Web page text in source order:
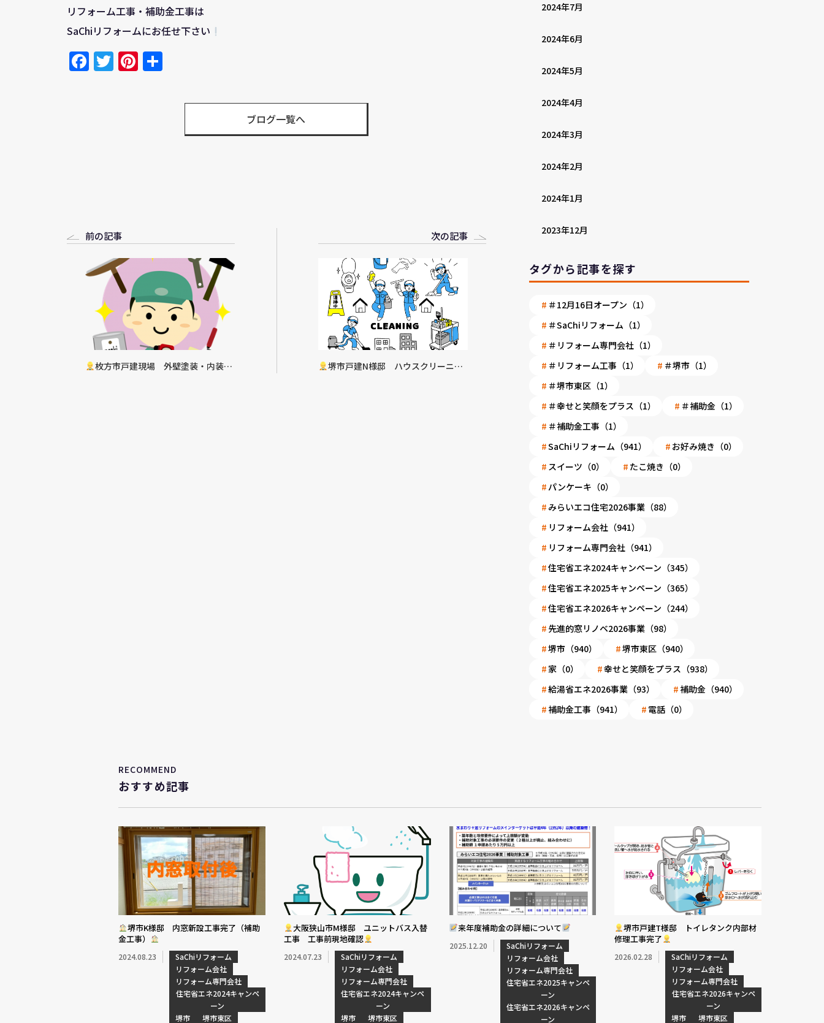
リフォーム工事・補助金工事は
SaChiリフォームにお任せ下さい
Facebook
TwitterPinterest
ブログ一覧へ
前の記事
枚方市戸建現場 外壁塗装・内装リ
次の記事
堺市戸建N様邸 ハウスクリーニン
2024年7月
2024年6月
2024年5月
2024年4月
2024年3月
2024年2月
2024年1月
2023年12月
タグから記事を探す
＃12月16日オープン（1）
＃SaChiリフォーム（1）
＃リフォーム専門会社（1）
＃リフォーム工事（1）
＃堺市（1）
＃堺市東区（1）
＃幸せと笑顔をプラス（1）
＃補助金（1）
＃補助金工事（1）
SaChiリフォーム（941）
お好み焼き（0）
スイーツ（0）
たこ焼き（0）
パンケーキ（0）
みらいエコ住宅2026事業（88）
リフォーム会社（941）
リフォーム専門会社（941）
住宅省エネ2024キャンペーン（345）
住宅省エネ2025キャンペーン（365）
住宅省エネ2026キャンペーン（244）
先進的窓リノベ2026事業（98）
堺市（940）
堺市東区（940）
家（0）
幸せと笑顔をプラス（938）
給湯省エネ2026事業（93）
補助金（940）
補助金工事（941）
電話（0）
RECOMMEND
おすすめ記事
堺市K様邸 内窓新設工事完了（補助
金工事）
2024.08.23
SaChiリフォーム
リフォーム会社
リフォーム専門会社
住宅省エネ2024キャンペ
ーン
堺市
堺市東区
大阪狭山市M様邸 ユニットバス入替
工事 工事前現地確認
2024.07.23
SaChiリフォーム
リフォーム会社
リフォーム専門会社
住宅省エネ2024キャンペ
ーン
堺市
堺市東区
来年度補助金の詳細について
2025.12.20
SaChiリフォーム
リフォーム会社
リフォーム専門会社
住宅省エネ2025キャンペ
ーン
住宅省エネ2026キャンペ
ーン
堺市戸建T様邸 トイレタンク内部材
修理工事完了
2026.02.28
SaChiリフォーム
リフォーム会社
リフォーム専門会社
住宅省エネ2026キャンペ
ーン
堺市
堺市東区